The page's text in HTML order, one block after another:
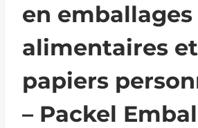
en emballages
alimentaires et
papiers
– Packel